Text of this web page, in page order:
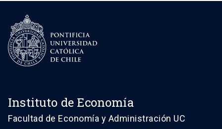
Instituto de Economía
Facultad de Economía y Administración UC